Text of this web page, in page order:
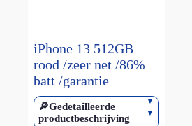
iPhone 13 512GB
rood /zeer net /86%
batt /garantie
🔎Gedetailleerde
productbeschrijving
Watch Ultra 2(4)
Watch Ultra 3(2)